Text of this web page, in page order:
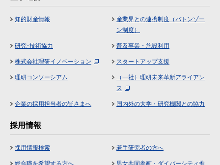
知的財産情報
産業界との連携制度（バトンゾー
ン制度）
研究･技術協力 普及事業・施設利用
株式会社理研イノベーション スタートアップ支援
理研コンソーシアム
（一社）理研未来革新アライアン
ス
企業の採用担当者の皆さまへ 国内外の大学・研究機関との協力
採用情報
採用情報検索 若手研究者の方へ
総合職を希望する方へ 男女共同参画・ダイバーシティ推